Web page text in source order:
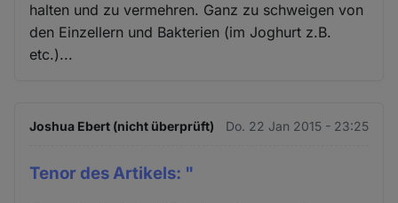
halten und zu vermehren. Ganz zu schweigen von
den Einzellern und Bakterien (im Joghurt z.B.
etc.)...
Joshua Ebert (nicht überprüft) Do. 22 Jan 2015 - 23:25
Tenor des Artikels: "